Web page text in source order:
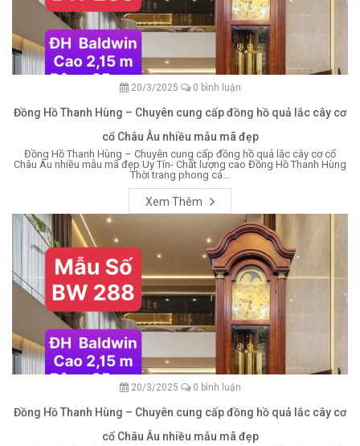
20/3/2025 0 bình luận
Đồng Hồ Thanh Hùng – Chuyên cung cấp đồng hồ quả lắc cây cơ
cổ Châu Âu nhiều mẫu mã đẹp
Đồng Hồ Thanh Hùng – Chuyên cung cấp đồng hồ quả lắc cây cơ cổ
Châu Âu nhiều mẫu mã đẹp Uy Tín- Chất lượng cao Đồng Hồ Thanh Hùng
Thời trang phong cá...
Xem Thêm
20/3/2025 0 bình luận
Đồng Hồ Thanh Hùng – Chuyên cung cấp đồng hồ quả lắc cây cơ
cổ Châu Âu nhiều mẫu mã đẹp